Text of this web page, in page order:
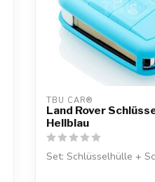
TBU CAR®
Land Rover
Hellblau
Set: Schlüsselhülle +